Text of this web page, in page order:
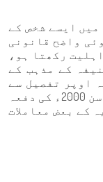
ایسے شخص کے
واضح قانونی
رکھتا ہو،
کے مذہب کے
اوپر تفصیل سے
بیان ہوا، اور یہ بات قانون نمبر (1) سن 2000ء کی دفعہ
کے بعض معاملات